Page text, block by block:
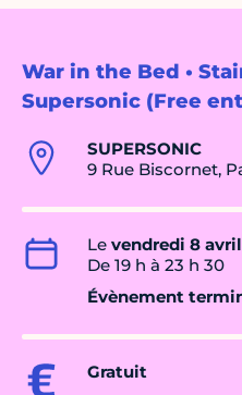
War in the Bed •
Supersonic (Free
SUPERSONIC
9 Rue Biscornet,
Le vendredi 8
De 19 h à 23 h 30
Évènement
Gratuit